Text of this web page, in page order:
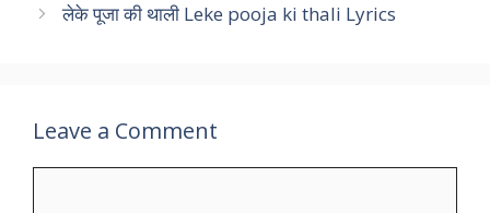
लेके पूजा की थाली Leke pooja ki thali Lyrics
Leave a Comment